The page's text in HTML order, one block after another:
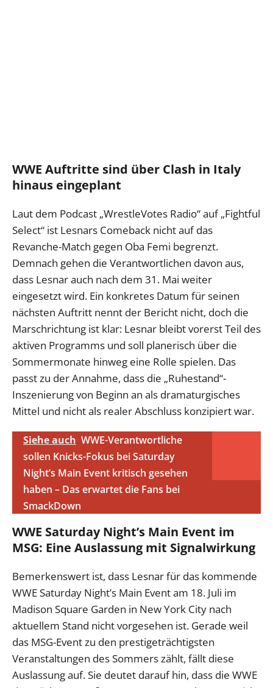
WWE Auftritte sind über Clash in Italy
hinaus eingeplant
Laut dem Podcast „WrestleVotes Radio“ auf „Fightful
Select“ ist Lesnars Comeback nicht auf das
Revanche-Match gegen Oba Femi begrenzt.
Demnach gehen die Verantwortlichen davon aus,
dass Lesnar auch nach dem 31. Mai weiter
eingesetzt wird. Ein konkretes Datum für seinen
nächsten Auftritt nennt der Bericht nicht, doch die
Marschrichtung ist klar: Lesnar bleibt vorerst Teil des
aktiven Programms und soll planerisch über die
Sommermonate hinweg eine Rolle spielen. Das
passt zu der Annahme, dass die „Ruhestand“-
Inszenierung von Beginn an als dramaturgisches
Mittel und nicht als realer Abschluss konzipiert war.
Siehe auch WWE-Verantwortliche
sollen Knicks-Fokus bei Saturday
Night’s Main Event kritisch gesehen
haben – Das erwartet die Fans bei
SmackDown
WWE Saturday Night’s Main Event im
MSG: Eine Auslassung mit Signalwirkung
Bemerkenswert ist, dass Lesnar für das kommende
WWE Saturday Night’s Main Event am 18. Juli im
Madison Square Garden in New York City nach
aktuellem Stand nicht vorgesehen ist. Gerade weil
das MSG-Event zu den prestigeträchtigsten
Veranstaltungen des Sommers zählt, fällt diese
Auslassung auf. Sie deutet darauf hin, dass die WWE